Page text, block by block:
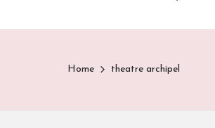
Home theatre archipel